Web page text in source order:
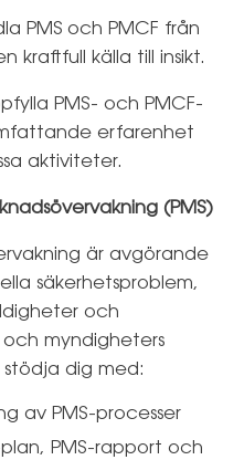
PMS och PMCF från
kraftfull källa till insikt.
PMS- och PMCF-
erfarenhet
aktiviteter.
(PMS)
är avgörande
säkerhetsproblem,
och
myndigheters
dig med:
av PMS-processer
PMS-rapport och